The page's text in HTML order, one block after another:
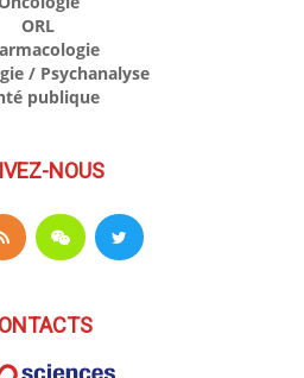
ORL
/ Psychanalyse
publique
NOUS